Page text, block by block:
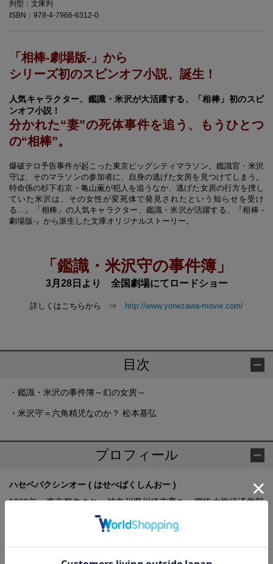
判型：文庫判
ISBN：978-4-7966-6312-0
「相棒-劇場版-」から
シリーズ初のスピンオフ小説、誕生！
人気キャラクター、鑑識・米沢が大活躍する、「相棒」初のスピ
ンオフ小説！
分かれた“妻”の死体事件を追う、もうひとつ
の“相棒”。
爆破テロ予告事件が起こった東京ビッグシティマラソン。鑑識官・米沢
守は、そのマラソンの参加者に、自身の逃げた女房を見つけてしまう。
特命係の杉下右京・亀山薫が犯人を追うなか、逃げた女房の行方を捜し
ていた米沢は、その女性が変死体で発見されたという知らせを受け
る…。「相棒」の人気キャラクター、鑑識・米沢が活躍する、『相棒 -
劇場版-』から派生した文庫オリジナルストーリー。
「鑑識・米沢守の事件簿」
3月28日より 全国劇場にてロードショー
詳しくはこちらから ⇒ http://www.yonezawa-movie.com/
目次
・鑑識・米沢の事件簿～幻の女房～
・米沢守＝六角精児なのか？ 松本基弘
プロフィール
ハセベバクシンオー ( はせべばくしんおー )
1969年、東京都生まれ、神奈川県川崎市育ち。獨協大学経済学部
卒業。『ビッグボーナス』（宝島社）にて第2回『このミステリー
がすごい!』大賞優秀賞を受賞し、2004年作家デビュー。『「相